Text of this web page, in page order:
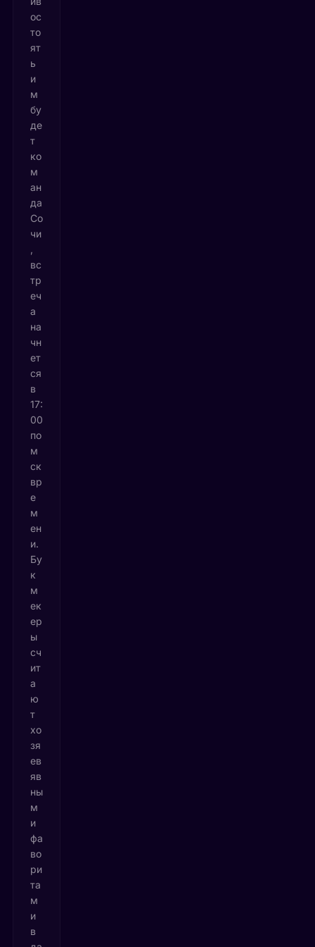
ос
то
ят
ь
и
м
бу
де
т
ко
м
ан
да
Со
чи
вс
тр
еч
а
на
чн
ет
ся
в
17:
00
по
м
ск
вр
е
м
ен
и.
Бу
к
м
ек
ер
ы
сч
ит
а
ю
т
хо
зя
ев
яв
ны
м
и
фа
во
ри
та
м
и
в